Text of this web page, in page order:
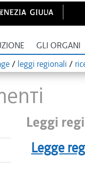
GLI ORGANI
/ leggi regionali /
Leggi
Legge